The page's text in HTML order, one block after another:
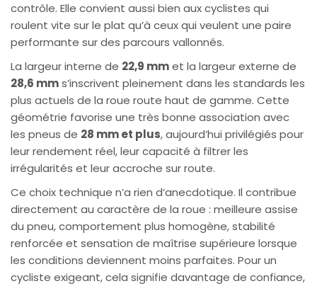
contrôle. Elle convient aussi bien aux cyclistes qui
roulent vite sur le plat qu’à ceux qui veulent une paire
performante sur des parcours vallonnés.
La largeur interne de 22,9 mmet la largeur externe de
28,6 mms’inscrivent pleinement dans les standards les
plus actuels de la roue route haut de gamme. Cette
géométrie favorise une très bonne association avec
les pneus de 28 mm et plus, aujourd’hui privilégiés pour
leur rendement réel, leur capacité à filtrer les
irrégularités et leur accroche sur route.
Ce choix technique n’a rien d’anecdotique. Il contribue
directement au caractère de la roue : meilleure assise
du pneu, comportement plus homogène, stabilité
renforcée et sensation de maîtrise supérieure lorsque
les conditions deviennent moins parfaites. Pour un
cycliste exigeant, cela signifie davantage de confiance,